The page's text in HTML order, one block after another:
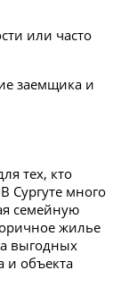
или часто
заемщика и
тех, кто
Сургуте много
семейную
жилье
выгодных
и объекта